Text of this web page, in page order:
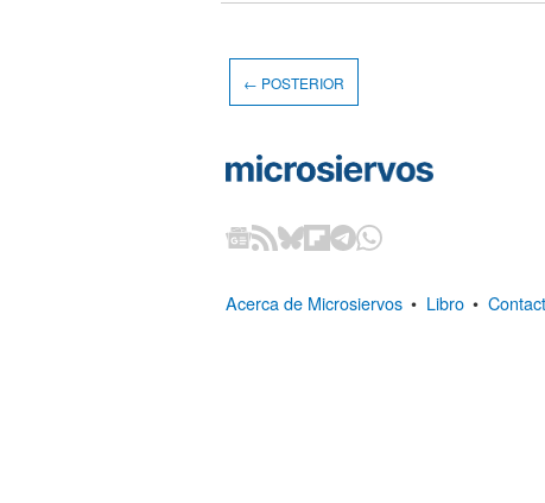
← POSTERIOR
Acerca de Microsiervos • Libro •